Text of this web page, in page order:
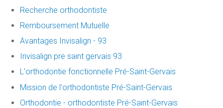
Recherche orthodontiste
Remboursement Mutuelle
Avantages Invisalign - 93
Invisalign pre saint gervais 93
L'orthodontie fonctionnelle Pré-Saint-Gervais
Mission de l'orthodontiste Pré-Saint-Gervais
Orthodontie - orthodontiste Pré-Saint-Gervais